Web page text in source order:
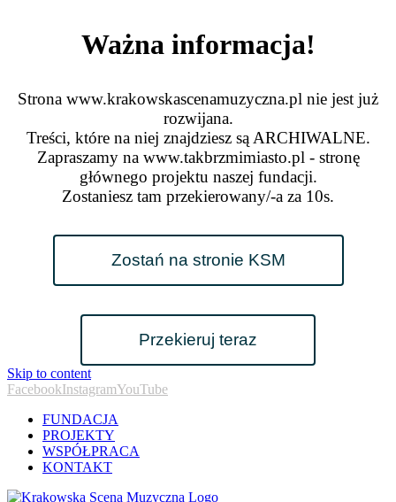
Ważna informacja!
Strona www.krakowskascenamuzyczna.pl nie jest już
rozwijana.
Treści, które na niej znajdziesz są ARCHIWALNE.
Zapraszamy na www.takbrzmimiasto.pl - stronę
głównego projektu naszej fundacji.
Zostaniesz tam przekierowany/-a za 10s.
Zostań na stronie KSM
Przekieruj teraz
Skip to content
FacebookInstagramYouTube
FUNDACJA
PROJEKTY
WSPÓŁPRACA
KONTAKT